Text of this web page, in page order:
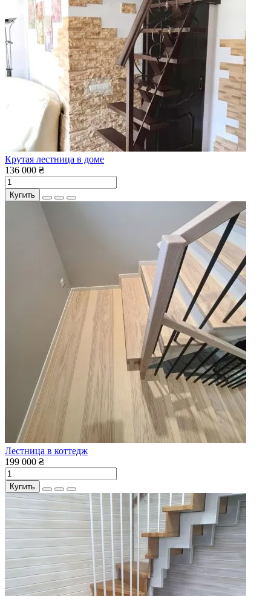
Крутая лестница в доме
136 000 ₴
Купить
Лестница в коттедж
199 000 ₴
Купить